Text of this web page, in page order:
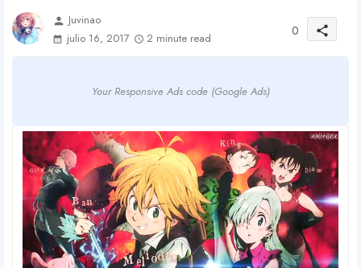
person Juvinao
julio 16, 2017
2 minute read 0 share
Your Responsive Ads code (Google Ads)